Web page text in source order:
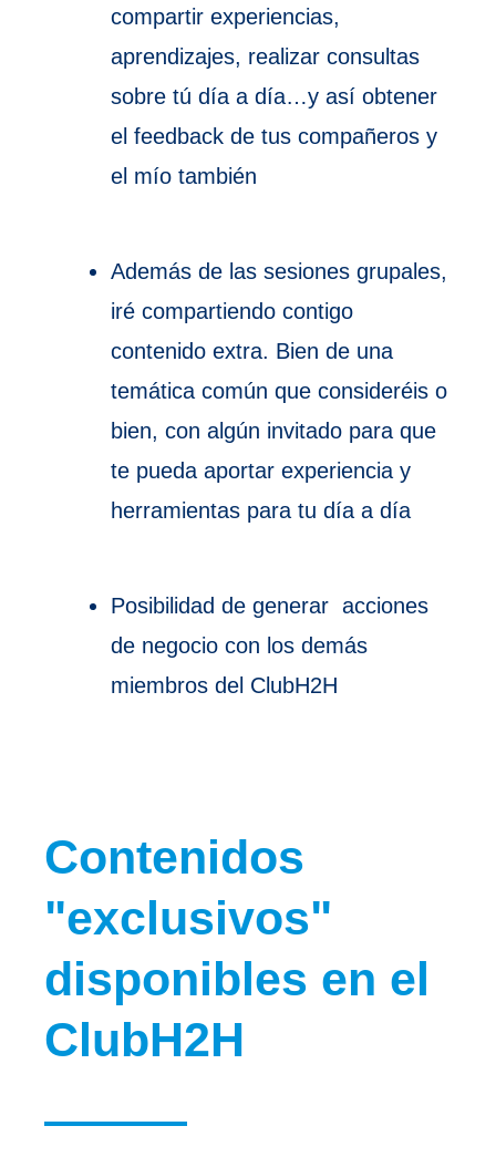
compartir experiencias,
aprendizajes, realizar consultas
sobre tú día a día…y así obtener
el feedback de tus compañeros y
el mío también
Además de las sesiones grupales,
iré compartiendo contigo
contenido extra. Bien de una
temática común que consideréis o
bien, con algún invitado para que
te pueda aportar experiencia y
herramientas para tu día a día
Posibilidad de generar acciones
de negocio con los demás
miembros del ClubH2H
Contenidos
"exclusivos"
disponibles en el
ClubH2H